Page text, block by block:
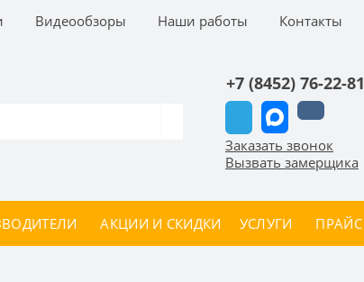
Видеообзоры Наши работы Контакты
+7 (8452) 76-22-81
Заказать звонок
Вызвать замерщика
АКЦИИ И СКИДКИ УСЛУГИ ПРАЙС